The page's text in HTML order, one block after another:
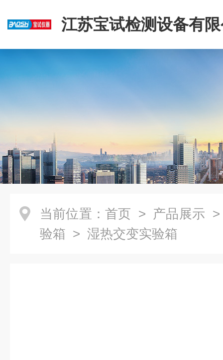
江苏宝试检测设备有
当前位置： 首页 > 产品展示
验箱 > 湿热交变实验箱